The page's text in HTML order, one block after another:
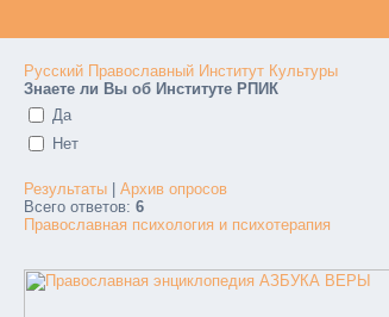
Русский Православный Институт Культуры
Знаете ли Вы об Институте РПИК
Да
Нет
Результаты
Архив опросов
Всего ответов: 6
Православная психология и психотерапия